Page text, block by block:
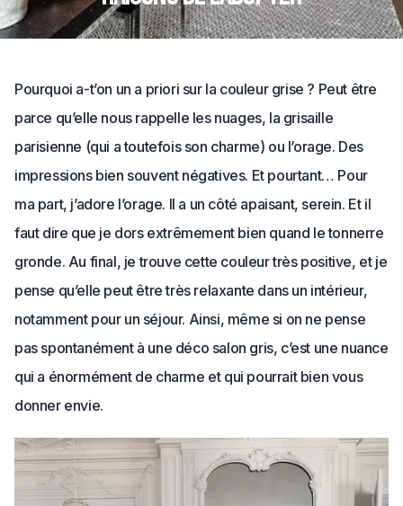
Pourquoi a-t’on un a priori sur la couleur grise ? Peut être
parce qu’elle nous rappelle les nuages, la grisaille
parisienne (qui a toutefois son charme) ou l’orage. Des
impressions bien souvent négatives. Et pourtant… Pour
ma part, j’adore l’orage. Il a un côté apaisant, serein. Et il
faut dire que je dors extrêmement bien quand le tonnerre
gronde. Au final, je trouve cette couleur très positive, et je
pense qu’elle peut être très relaxante dans un intérieur,
notamment pour un séjour. Ainsi, même si on ne pense
pas spontanément à une déco salon gris, c’est une nuance
qui a énormément de charme et qui pourrait bien vous
donner envie.